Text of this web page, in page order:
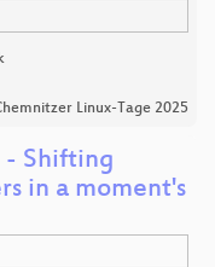
Linux-Tage 2025
- Shifting
in a moment's